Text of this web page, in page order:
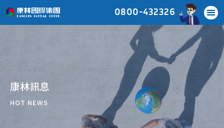
0800-432326
康林訊息
HOT NEWS